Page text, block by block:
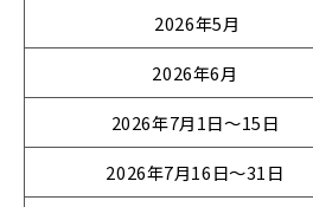
2026年5月
2026年6月
2026年7月1日～15日
2026年7月16日～31日